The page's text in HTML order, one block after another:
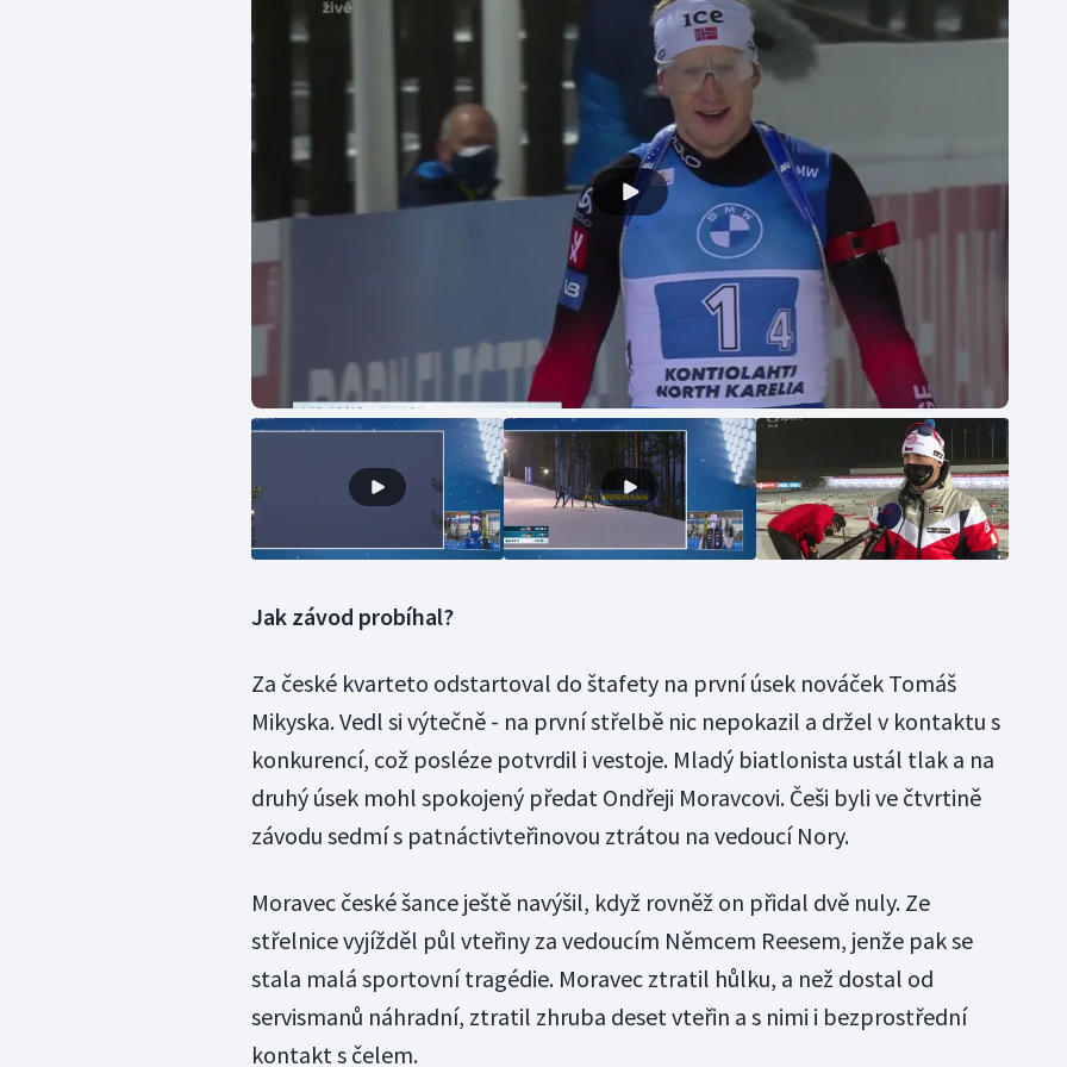
Jak závod probíhal?
Za české kvarteto odstartoval do štafety na první úsek nováček Tomáš
Mikyska. Vedl si výtečně - na první střelbě nic nepokazil a držel v kontaktu s
konkurencí, což posléze potvrdil i vestoje. Mladý biatlonista ustál tlak a na
druhý úsek mohl spokojený předat Ondřeji Moravcovi. Češi byli ve čtvrtině
závodu sedmí s patnáctivteřinovou ztrátou na vedoucí Nory.
Moravec české šance ještě navýšil, když rovněž on přidal dvě nuly. Ze
střelnice vyjížděl půl vteřiny za vedoucím Němcem Reesem, jenže pak se
stala malá sportovní tragédie. Moravec ztratil hůlku, a než dostal od
servismanů náhradní, ztratil zhruba deset vteřin a s nimi i bezprostřední
kontakt s čelem.